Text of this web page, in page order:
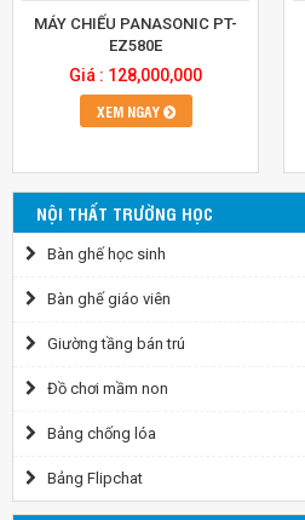
MÁY CHIẾU PANASONIC PT-
EZ580E
Giá : 128,000,000
XEM NGAY
NỘI THẤT TRƯỜNG HỌC
Bàn ghế học sinh
Bàn ghế giáo viên
Giường tầng bán trú
Đồ chơi mầm non
Bảng chống lóa
Bảng Flipchat